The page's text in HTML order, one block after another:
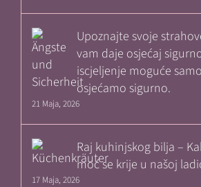
Upoznajte svoje
vam daje osjećaj
iscjeljenje moguće
osjećamo sigurno.
21 Maja, 2026
Raj kuhinjskog bilja –
moć se krije u našoj
17 Maja, 2026